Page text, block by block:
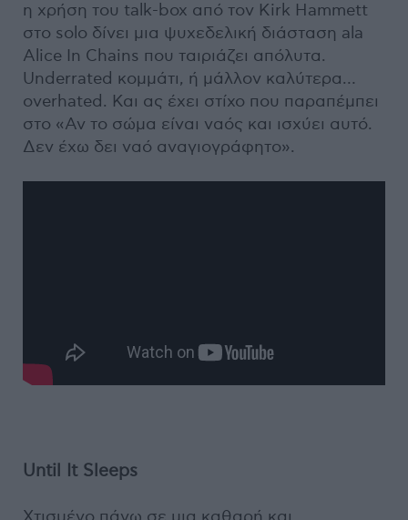
η χρήση του talk-box από τον Kirk Hammett
στο solo δίνει μια ψυχεδελική διάσταση ala
Alice In Chains που ταιριάζει απόλυτα.
Underrated κομμάτι, ή μάλλον καλύτερα…
overhated. Και ας έχει στίχο που παραπέμπει
στο «Αν το σώμα είναι ναός και ισχύει αυτό.
Δεν έχω δει ναό αναγιογράφητο».
Until It Sleeps